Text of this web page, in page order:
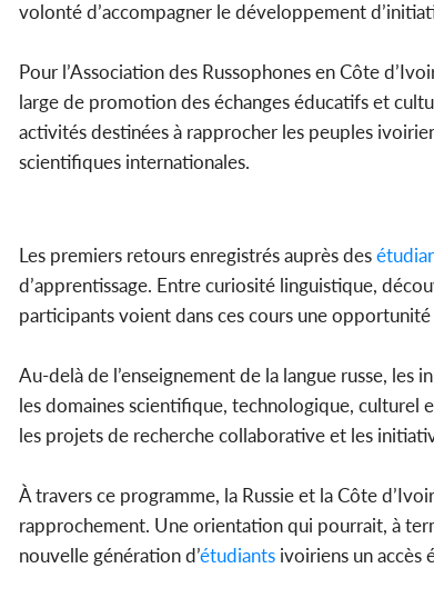
volonté d’accompagner le développement
Pour l’Association des Russophones en Côte
large de promotion des échanges éducatifs et
activités destinées à rapprocher les peuples
scientifiques internationales.
Les premiers retours enregistrés auprès des
d’apprentissage. Entre curiosité linguistique,
participants voient dans ces cours une
Au-delà de l’enseignement de la langue russe,
les domaines scientifique, technologique, culturel
les projets de recherche collaborative et les
À travers ce programme, la Russie et la Côte
rapprochement. Une orientation qui pourrait, à
nouvelle génération d’étudiants ivoiriens un accès